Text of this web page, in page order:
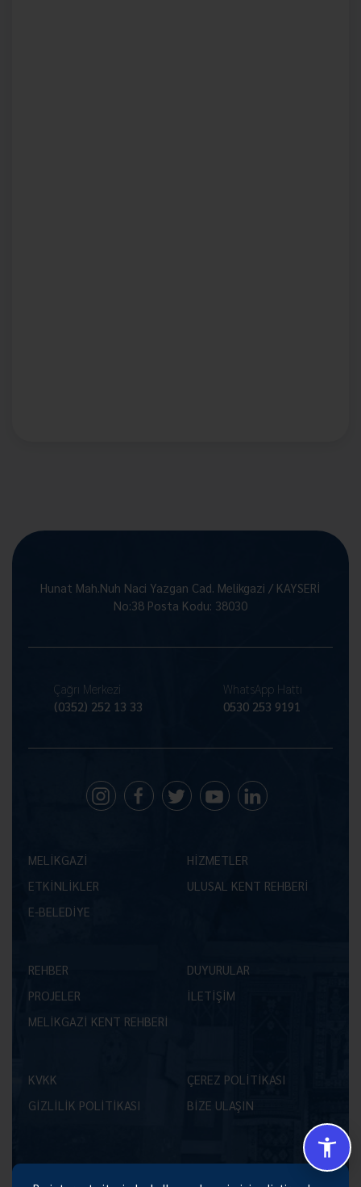
Hunat Mah.Nuh Naci Yazgan Cad. Melikgazi / KAYSERİ
No:38 Posta Kodu: 38030
Çağrı Merkezi
(0352) 252 13 33
WhatsApp Hattı
0530 253 9191
MELİKGAZİ
HİZMETLER
ETKİNLİKLER
ULUSAL KENT REHBERİ
E-BELEDİYE
REHBER
DUYURULAR
PROJELER
İLETİŞİM
MELİKGAZİ KENT REHBERİ
KVKK
ÇEREZ POLİTİKASI
GİZLİLİK POLİTİKASI
BİZE ULAŞIN